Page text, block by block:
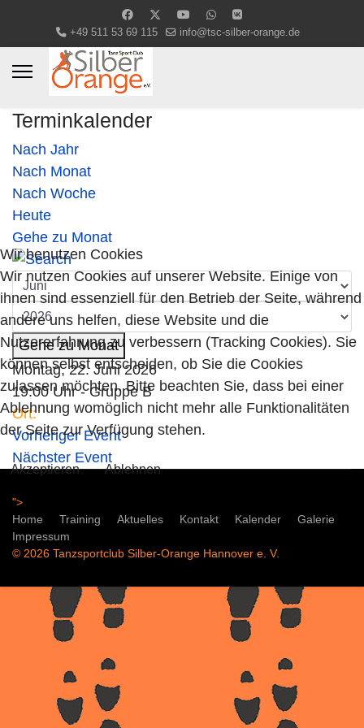
+49 511 53 69 115 info@tsc-silber-orange.de
Terminkalender
Nach Jahr
Nach Monat
Nach Woche
Heute
Gehe zu Monat
Gehe zu Monat
Montag, 22. Juni 2026
19:00 Uhr - Gruppe B
Ort:
Vorheriger Event
Nächster Event
">
Home
Training Aktuelles Kontakt Kalender
Galerie
Impressum
© 2026 Tanzsportclub Silber-Orange Hannover e. V.
Wir benutzen Cookies
Wir nutzen Cookies auf unserer Website. Einige von
ihnen sind essenziell für den Betrieb der Seite, während
andere uns helfen, diese Website und die
Nutzererfahrung zu verbessern (Tracking Cookies). Sie
können selbst entscheiden, ob Sie die Cookies
zulassen möchten. Bitte beachten Sie, dass bei einer
Ablehnung womöglich nicht mehr alle Funktionalitäten
der Seite zur Verfügung stehen.
Akzeptieren Ablehnen